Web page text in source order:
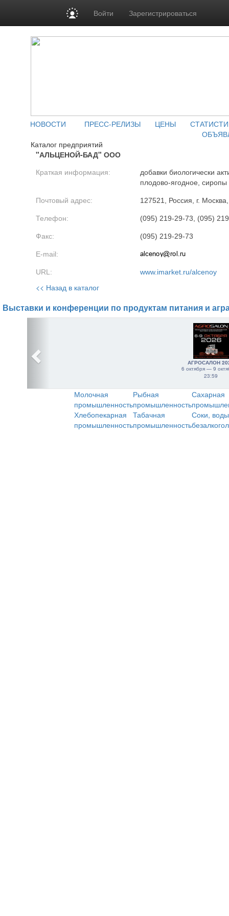
Войти Зарегистрироваться
НОВОСТИ ПРЕСС-РЕЛИЗЫ ЦЕНЫ
Каталог предприятий
"АЛЬЦЕНОЙ-БАД" ООО
Краткая информация:
добавки биологически
плодово-ягодное,
Почтовый адрес: 127521, Россия, г.
Телефон: (095) 219-29-73, (095)
Факс: (095) 219-29-73
E-mail:
URL: www.imarket.ru/alcenoy
<< Назад в каталог
Выставки и конференции по продуктам питания и
АГРОСАЛОН
6 октября — 9
23:59
Молочная
промышленность
Рыбная
промышленность
Сахарная
Хлебопекарная
промышленность
Табачная
промышленность
Соки,